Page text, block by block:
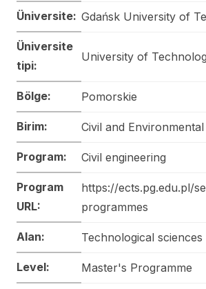
Üniversite: Gdańsk University of
Üniversite
tipi:
University of
Bölge: Pomorskie
Birim: Civil and
Program: Civil engineering
Program
URL:
https://ects.pg.edu.pl/
programmes
Alan: Technological sciences
Level: Master's Programme